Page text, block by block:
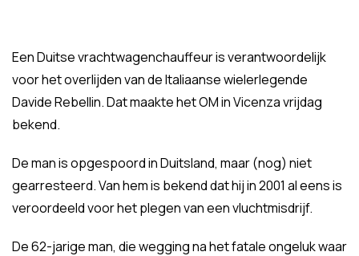
Een Duitse vrachtwagenchauffeur is verantwoordelijk
voor het overlijden van de Italiaanse wielerlegende
Davide Rebellin. Dat maakte het OM in Vicenza vrijdag
bekend.
De man is opgespoord in Duitsland, maar (nog) niet
gearresteerd. Van hem is bekend dat hij in 2001 al eens is
veroordeeld voor het plegen van een vluchtmisdrijf.
De 62-jarige man, die wegging na het fatale ongeluk waar